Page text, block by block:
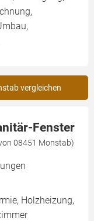
vergleichen
Fenster
08451 Monstab)
Holzheizung,